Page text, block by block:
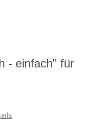
- einfach" für